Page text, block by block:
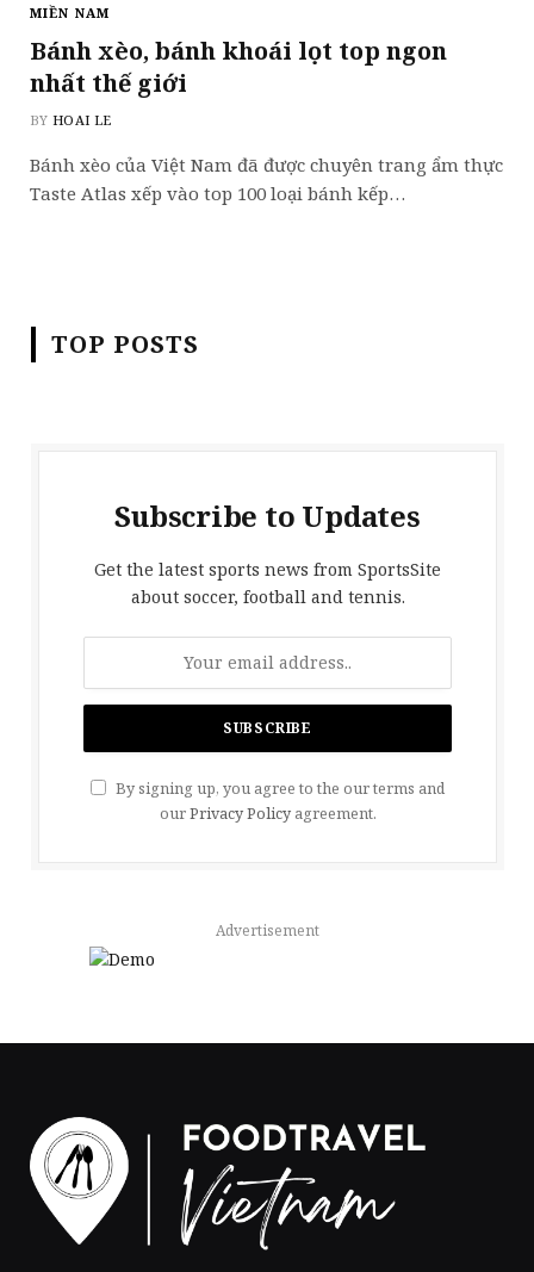
MIỀN NAM
Bánh xèo, bánh khoái lọt top ngon
nhất thế giới
BY HOAI LE
Bánh xèo của Việt Nam đã được chuyên trang ẩm thực
Taste Atlas xếp vào top 100 loại bánh kếp…
TOP POSTS
Subscribe to Updates
Get the latest sports news from SportsSite
about soccer, football and tennis.
By signing up, you agree to the our terms and
ourPrivacy Policyagreement.
Advertisement